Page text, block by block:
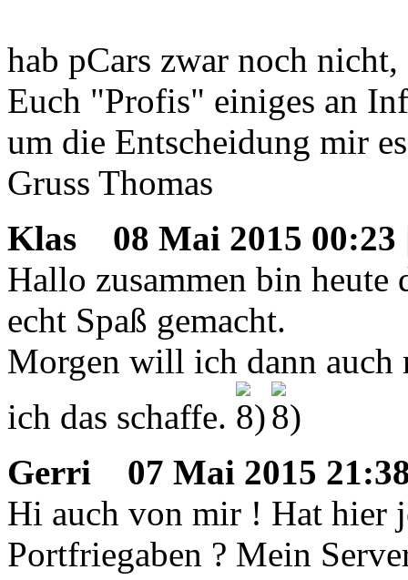
hab pCars zwar noch
Euch "Profis" einiges an
um die Entscheidung mir
Gruss Thomas
Klas
08 Mai 2015 00:23
Hallo zusammen bin heute
echt Spaß gemacht.
Morgen will ich dann auch
ich das schaffe.
Gerri
07 Mai 2015
Hi auch von mir ! Hat hier
Portfriegaben ? Mein